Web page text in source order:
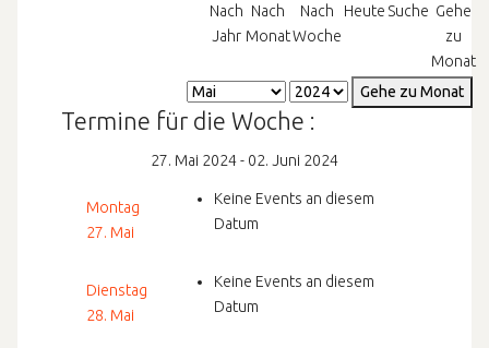
Nach
Jahr
Nach
Monat
Nach
Woche
Heute Suche Gehe
zu
Monat
Gehe zu Monat
Termine für die Woche :
27. Mai 2024 - 02. Juni 2024
Montag
27. Mai
Keine Events an diesem
Datum
Dienstag
28. Mai
Keine Events an diesem
Datum